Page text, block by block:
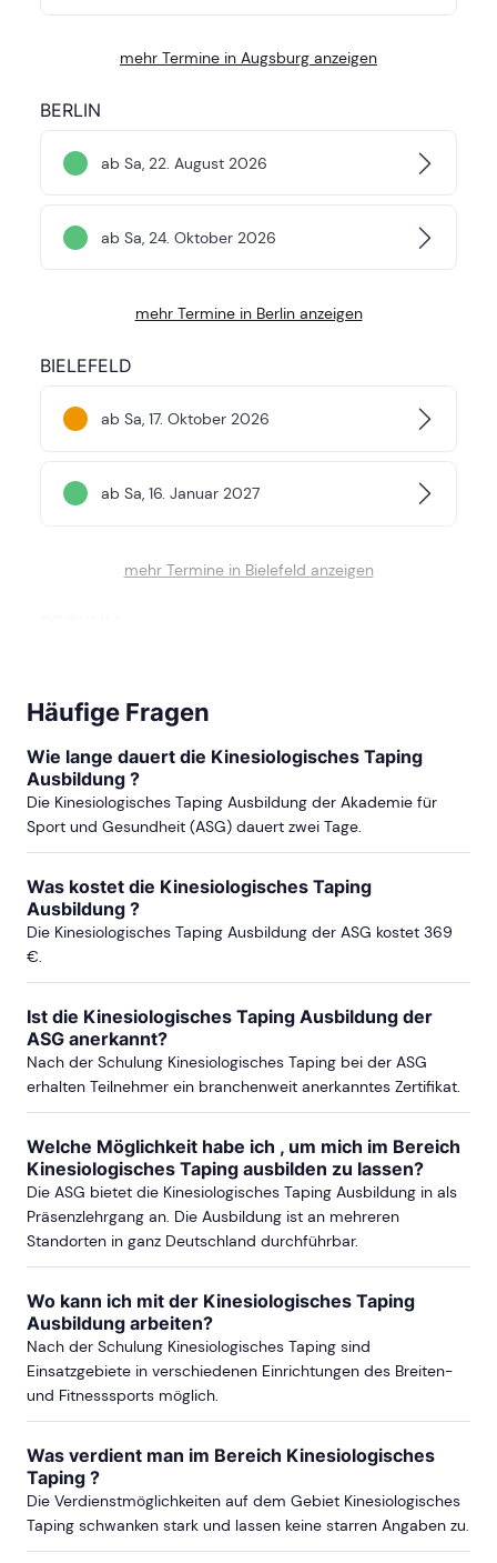
mehr Termine in Augsburg anzeigen
BERLIN
ab Sa, 22. August 2026
ab Sa, 24. Oktober 2026
mehr Termine in Berlin anzeigen
BIELEFELD
ab Sa, 17. Oktober 2026
ab Sa, 16. Januar 2027
mehr Termine in Bielefeld anzeigen
ab Sa, 13. Februar 2027
mehr Termine in Bochum anzeigen
BONN
ab Sa, 13. März 2027
BRAUNSCHWEIG
ab Sa, 12. Juni 2027
BREMEN
ab Sa, 24. Oktober 2026
ab Sa, 27. Februar 2027
mehr Termine in Bremen anzeigen
ab Sa, 10. April 2027
Häufige Fragen
Wie lange dauert die Kinesiologisches Taping
Ausbildung ?
Die Kinesiologisches Taping Ausbildung der Akademie für
Sport und Gesundheit (ASG) dauert zwei Tage.
Was kostet die Kinesiologisches Taping
Ausbildung ?
Die Kinesiologisches Taping Ausbildung der ASG kostet 369
€.
Ist die Kinesiologisches Taping Ausbildung der
ASG anerkannt?
Nach der Schulung Kinesiologisches Taping bei der ASG
erhalten Teilnehmer ein branchenweit anerkanntes Zertifikat.
Welche Möglichkeit habe ich , um mich im Bereich
Kinesiologisches Taping ausbilden zu lassen?
Die ASG bietet die Kinesiologisches Taping Ausbildung in als
Präsenzlehrgang an. Die Ausbildung ist an mehreren
Standorten in ganz Deutschland durchführbar.
Wo kann ich mit der Kinesiologisches Taping
Ausbildung arbeiten?
Nach der Schulung Kinesiologisches Taping sind
Einsatzgebiete in verschiedenen Einrichtungen des Breiten-
und Fitnesssports möglich.
Was verdient man im Bereich Kinesiologisches
Taping ?
Die Verdienstmöglichkeiten auf dem Gebiet Kinesiologisches
Taping schwanken stark und lassen keine starren Angaben zu.